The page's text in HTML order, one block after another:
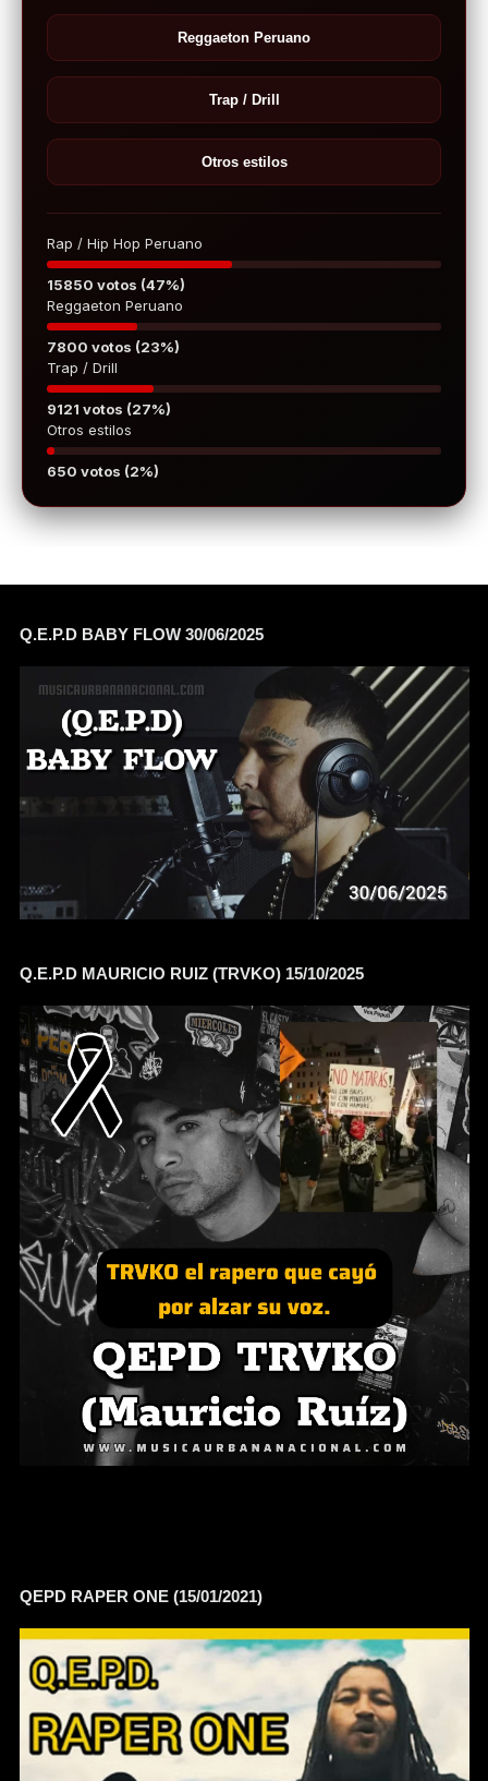
Reggaeton Peruano
Trap / Drill
Otros estilos
Rap / Hip Hop Peruano
15850 votos (47%)
Reggaeton Peruano
7800 votos (23%)
Trap / Drill
9121 votos (27%)
Otros estilos
650 votos (2%)
Q.E.P.D BABY FLOW 30/06/2025
Q.E.P.D MAURICIO RUIZ (TRVKO) 15/10/2025
QEPD RAPER ONE (15/01/2021)